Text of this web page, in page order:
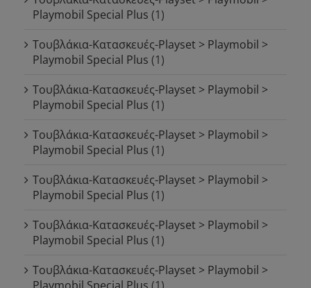
Playmobil Special Plus (1)
Τουβλάκια-Κατασκευές-Playset > Playmobil >
Playmobil Special Plus (1)
Τουβλάκια-Κατασκευές-Playset > Playmobil >
Playmobil Special Plus (1)
Τουβλάκια-Κατασκευές-Playset > Playmobil >
Playmobil Special Plus (1)
Τουβλάκια-Κατασκευές-Playset > Playmobil >
Playmobil Special Plus (1)
Τουβλάκια-Κατασκευές-Playset > Playmobil >
Playmobil Special Plus (1)
Τουβλάκια-Κατασκευές-Playset > Playmobil >